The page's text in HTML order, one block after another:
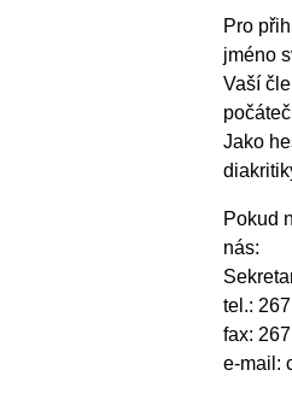
Pro
jméno
Vaší
Jako
Pokud
nás:
tel.:
fax:
e-mail: